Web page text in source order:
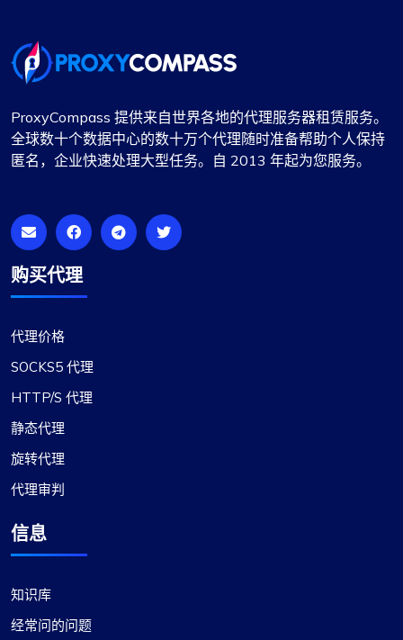
ProxyCompass 提供来自世界各地的代理服务器租赁服务。
全球数十个数据中心的数十万个代理随时准备帮助个人保持
匿名，企业快速处理大型任务。自 2013 年起为您服务。
购买代理
代理价格
SOCKS5 代理
HTTP/S 代理
静态代理
旋转代理
代理审判
信息
知识库
经常问的问题